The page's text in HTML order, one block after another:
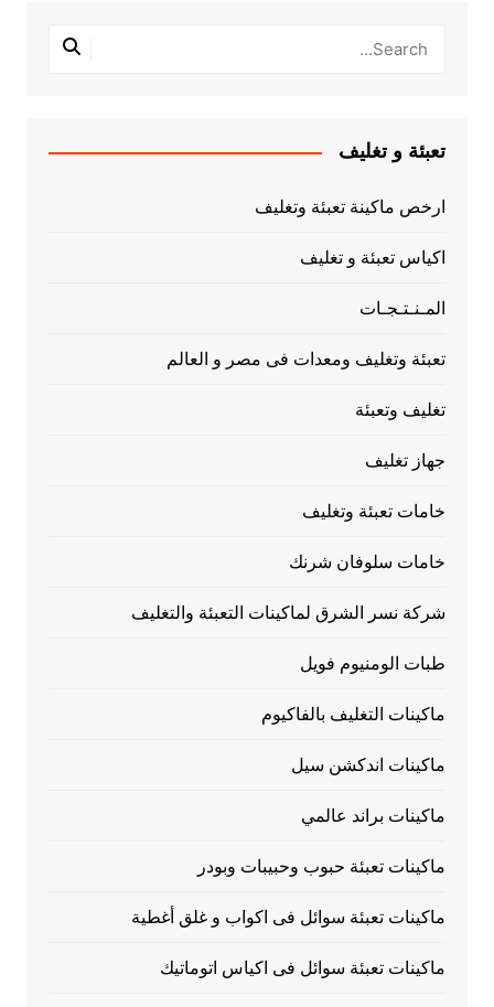
تعبئة و تغليف
ارخص ماكينة تعبئة وتغليف
اكياس تعبئة و تغليف
المـنـتـجـات
تعبئة وتغليف ومعدات فى مصر و العالم
تغليف وتعبئة
جهاز تغليف
خامات تعبئة وتغليف
خامات سلوفان شرنك
شركة نسر الشرق لماكينات التعبئة والتغليف
طبات الومنيوم فويل
ماكينات التغليف بالفاكيوم
ماكينات اندكشن سيل
ماكينات براند عالمي
ماكينات تعبئة حبوب وحبيبات وبودر
ماكينات تعبئة سوائل فى اكواب و غلق أغطية
ماكينات تعبئة سوائل فى اكياس اتوماتيك